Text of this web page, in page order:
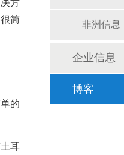
简
的
耳
非洲信息
企业信息
博客